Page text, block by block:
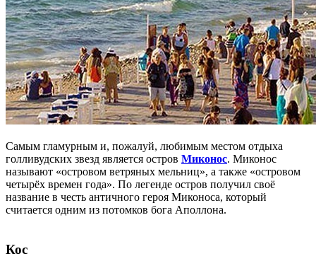
Самым гламурным и, пожалуй, любимым местом отдыха
голливудских звезд является остров Миконос. Миконос
называют «островом ветряных мельниц», а также «островом
четырёх времен года». По легенде остров получил своё
название в честь античного героя Миконоса, который
считается одним из потомков бога Аполлона.
Кос